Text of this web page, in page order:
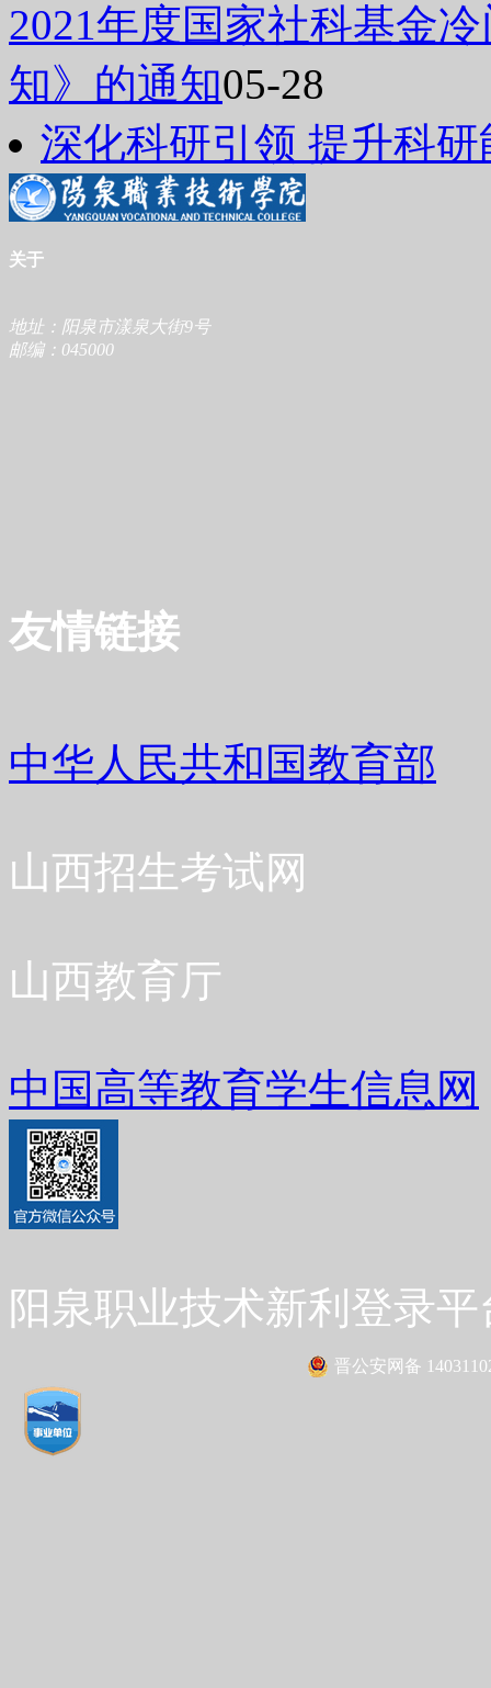
2021年度国家社科基金
知》的通知05-28
深化科研引领 提升科研
关于
地址：阳泉市漾泉大街9号
邮编：045000
友情链接
中华人民共和国教育部
山西招生考试网
山西教育厅
中国高等教育学生信息网
阳泉职业技术新利登录
晋公安网备